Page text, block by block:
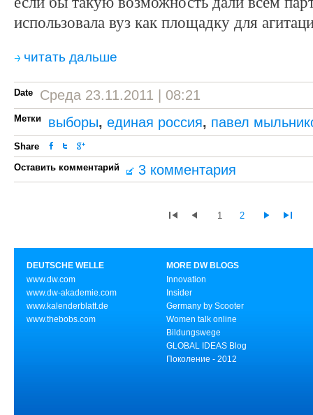
использовала вуз как площадку для
читать дальше
Date Среда 23.11.2011 | 08:21
Метки выборы, единая россия, павел
Share
Оставить комментарий
3 комментария
1 2
DEUTSCHE WELLE
www.dw.com
www.dw-akademie.com
www.kalenderblatt.de
www.thebobs.com
MORE DW BLOGS
Innovation
Insider
Germany by Scooter
Women talk online
Bildungswege
GLOBAL IDEAS Blog
Поколение - 2012